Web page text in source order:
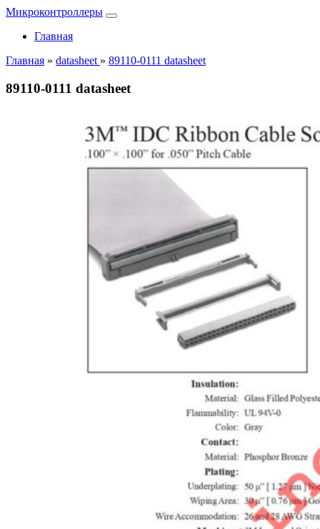
Микроконтроллеры
Главная
Главная » datasheet » 89110-0111 datasheet
89110-0111 datasheet